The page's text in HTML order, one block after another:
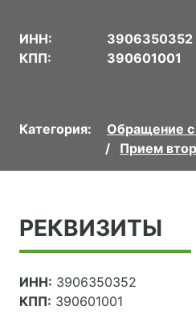
ИНН:
3906350352
КПП:
390601001
Категория:
Обращение
Прием
РЕКВИЗИТЫ
ИНН: 3906350352
КПП: 390601001